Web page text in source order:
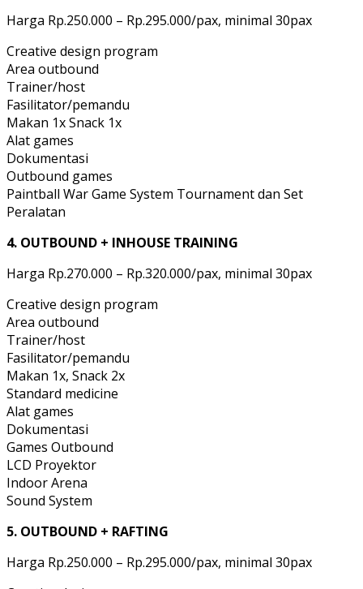
Harga Rp.250.000 – Rp.295.000/pax, minimal 30pax
Creative design program
Area outbound
Trainer/host
Fasilitator/pemandu
Makan 1x Snack 1x
Alat games
Dokumentasi
Outbound games
Paintball War Game System Tournament dan Set
Peralatan
4. OUTBOUND + INHOUSE TRAINING
Harga Rp.270.000 – Rp.320.000/pax, minimal 30pax
Creative design program
Area outbound
Trainer/host
Fasilitator/pemandu
Makan 1x, Snack 2x
Standard medicine
Alat games
Dokumentasi
Games Outbound
LCD Proyektor
Indoor Arena
Sound System
5. OUTBOUND + RAFTING
Harga Rp.250.000 – Rp.295.000/pax, minimal 30pax